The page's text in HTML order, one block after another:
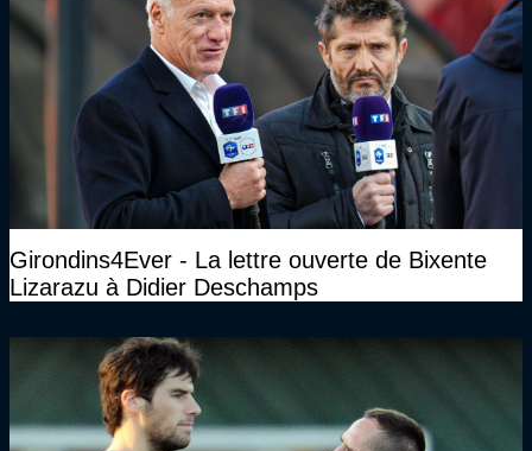
Girondins4Ever - La lettre ouverte de Bixente
Lizarazu à Didier Deschamps